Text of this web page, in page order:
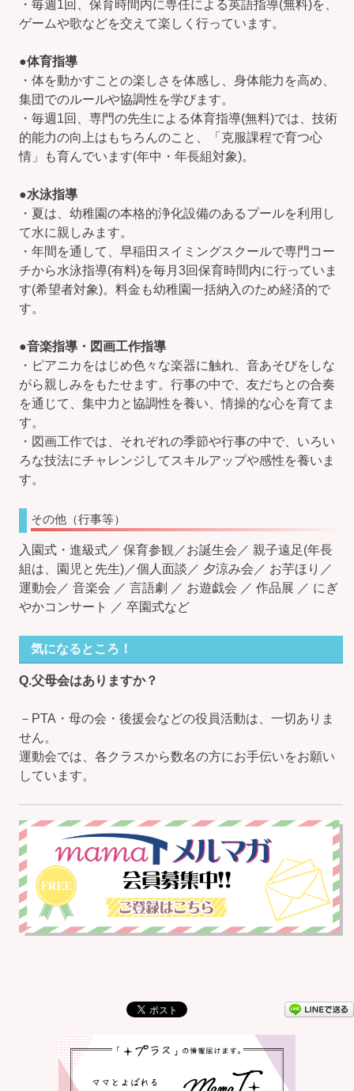
・毎週1回、保育時間内に専任による英語指導(無料)を、
ゲームや歌などを交えて楽しく行っています。
●体育指導
・体を動かすことの楽しさを体感し、身体能力を高め、
集団でのルールや協調性を学びます。
・毎週1回、専門の先生による体育指導(無料)では、技術
的能力の向上はもちろんのこと、「克服課程で育つ心
情」も育んでいます(年中・年長組対象)。
●水泳指導
・夏は、幼稚園の本格的浄化設備のあるプールを利用し
て水に親しみます。
・年間を通して、早稲田スイミングスクールで専門コー
チから水泳指導(有料)を毎月3回保育時間内に行っていま
す(希望者対象)。料金も幼稚園一括納入のため経済的で
す。
●音楽指導・図画工作指導
・ピアニカをはじめ色々な楽器に触れ、音あそびをしな
がら親しみをもたせます。行事の中で、友だちとの合奏
を通じて、集中力と協調性を養い、情操的な心を育てま
す。
・図画工作では、それぞれの季節や行事の中で、いろい
ろな技法にチャレンジしてスキルアップや感性を養いま
す。
その他（行事等）
入園式・進級式／ 保育参観／お誕生会／ 親子遠足(年長
組は、園児と先生)／個人面談／ 夕涼み会／ お芋ほり／
運動会／ 音楽会 ／ 言語劇 ／ お遊戯会 ／ 作品展 ／ にぎ
やかコンサート ／ 卒園式など
気になるところ！
Q.父母会はありますか？
－PTA・母の会・後援会などの役員活動は、一切ありま
せん。
運動会では、各クラスから数名の方にお手伝いをお願い
しています。